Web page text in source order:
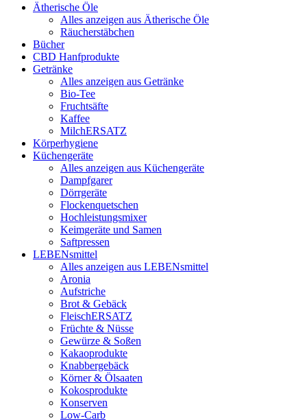
Ätherische Öle
Alles anzeigen aus Ätherische Öle
Räucherstäbchen
Bücher
CBD Hanfprodukte
Getränke
Alles anzeigen aus Getränke
Bio-Tee
Fruchtsäfte
Kaffee
MilchERSATZ
Körperhygiene
Küchengeräte
Alles anzeigen aus Küchengeräte
Dampfgarer
Dörrgeräte
Flockenquetschen
Hochleistungsmixer
Keimgeräte und Samen
Saftpressen
LEBENsmittel
Alles anzeigen aus LEBENsmittel
Aronia
Aufstriche
Brot & Gebäck
FleischERSATZ
Früchte & Nüsse
Gewürze & Soßen
Kakaoprodukte
Knabbergebäck
Körner & Ölsaaten
Kokosprodukte
Konserven
Low-Carb